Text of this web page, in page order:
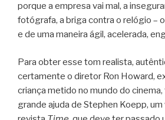
porque a empresa vai mal, a
fotógrafa, a briga contra o relógio –
e de uma maneira ágil, acelerada,
Para obter esse tom realista,
certamente o diretor Ron Howard,
criança metido no mundo do
grande ajuda de Stephen Koepp,